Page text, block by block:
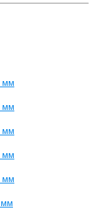
мм
мм
мм
мм
мм
мм